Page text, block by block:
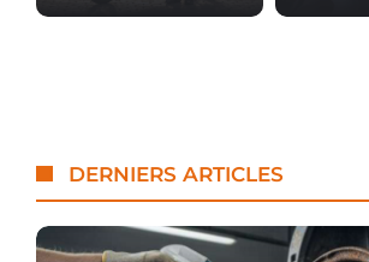
DERNIERS ARTICLES